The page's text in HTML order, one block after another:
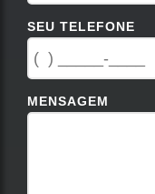
SEU TELEFONE
MENSAGEM